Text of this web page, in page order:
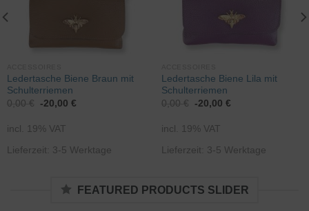
Ledertasche Biene Braun mit
Schulterriemen
0,00 € -20,00 €
incl. 19% VAT
Lieferzeit: 3-5 Werktage
Ledertasche Biene Lila mit
Schulterriemen
0,00 € -20,00 €
incl. 19% VAT
Lieferzeit: 3-5 Werktage
FEATURED PRODUCTS SLIDER